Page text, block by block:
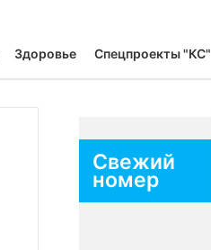
Здоровье Спецпроекты "КС"
Свежий
номер